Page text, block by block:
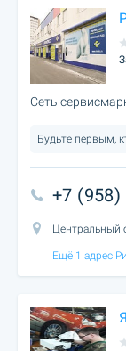
Сеть
Будьте первым,
+7 (958)
Центральный
Ещё 1 адрес